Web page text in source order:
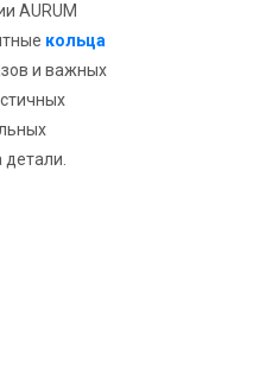
AURUM
кольца
и важных